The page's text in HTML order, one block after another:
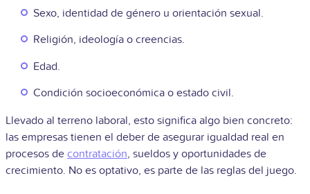
Sexo, identidad de género u orientación sexual.
Religión, ideología o creencias.
Edad.
Condición socioeconómica o estado civil.
Llevado al terreno laboral, esto significa algo bien concreto:
las empresas tienen el deber de asegurar igualdad real en
procesos de contratación, sueldos y oportunidades de
crecimiento. No es optativo, es parte de las reglas del juego.